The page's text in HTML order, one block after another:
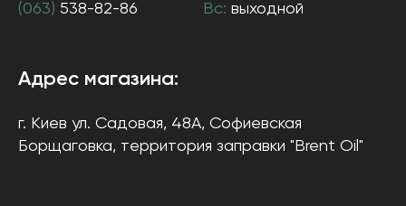
(063) 538-82-86
Вс: выходной
Адрес магазина:
г. Киев ул. Садовая, 48А, Софиевская
Борщаговка, территория заправки "Brent Oil"